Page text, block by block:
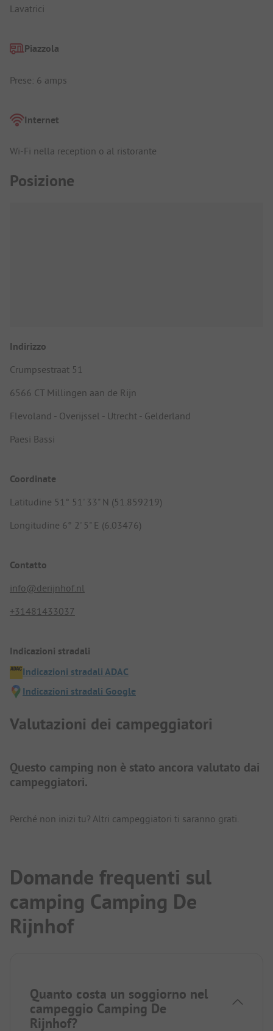
Lavatrici
Piazzola
Prese: 6 amps
Internet
Wi-Fi nella reception o al ristorante
Posizione
Indirizzo
Crumpsestraat 51
6566 CT Millingen aan de Rijn
Flevoland - Overijssel - Utrecht - Gelderland
Paesi Bassi
Coordinate
Latitudine 51° 51' 33" N (51.859219)
Longitudine 6° 2' 5" E (6.03476)
Contatto
info@derijnhof.nl
+31481433037
Indicazioni stradali
Indicazioni stradali ADAC
Indicazioni stradali Google
Valutazioni dei campeggiatori
Questo camping non è stato ancora valutato dai
campeggiatori.
Perché non inizi tu? Altri campeggiatori ti saranno grati.
Domande frequenti sul
camping Camping De
Rijnhof
Quanto costa un soggiorno nel
campeggio Camping De
Rijnhof?